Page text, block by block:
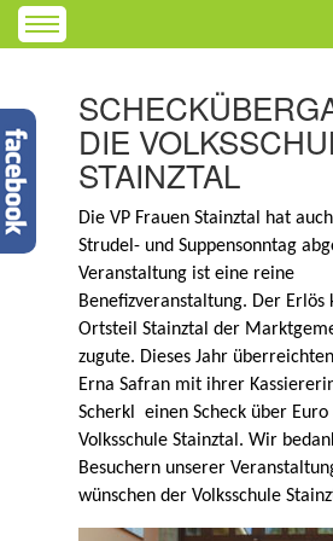
DIE
STAINZTAL
Die VP Frauen Stainztal hat
Strudel- und Suppensonntag
Veranstaltung ist eine reine
Benefizveranstaltung. Der Erlös
Ortsteil Stainztal der
zugute. Dieses Jahr
Erna Safran mit ihrer
Scherkl einen Scheck über
Volksschule Stainztal. Wir
Besuchern unserer
wünschen der Volksschule